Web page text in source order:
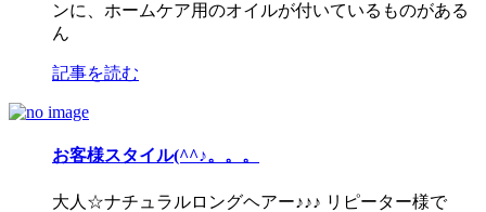
ンに、ホームケア用のオイルが付いているものがある
ん
記事を読む
お客様スタイル(^^♪。。。
大人☆ナチュラルロングヘアー♪♪♪ リピーター様で